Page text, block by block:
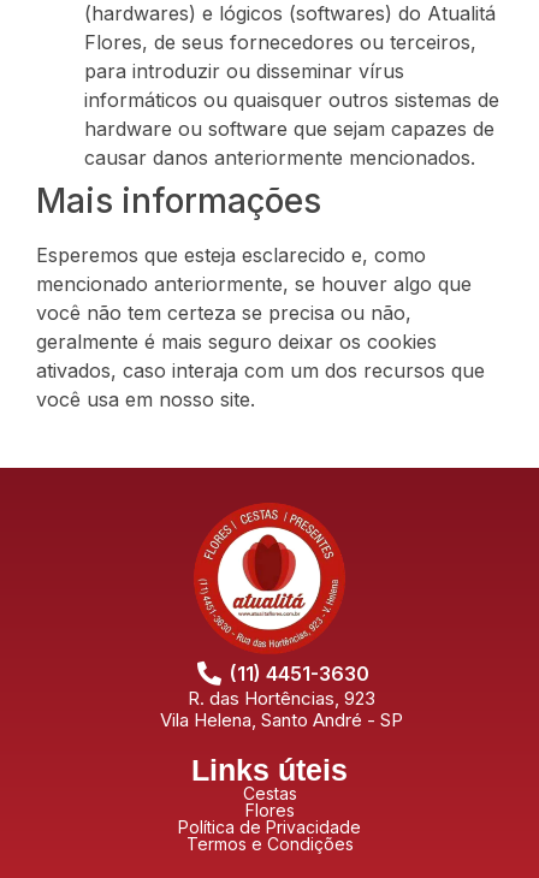
(hardwares) e lógicos (softwares) do Atualitá
Flores, de seus fornecedores ou terceiros,
para introduzir ou disseminar vírus
informáticos ou quaisquer outros sistemas de
hardware ou software que sejam capazes de
causar danos anteriormente mencionados.
Mais informações
Esperemos que esteja esclarecido e, como
mencionado anteriormente, se houver algo que
você não tem certeza se precisa ou não,
geralmente é mais seguro deixar os cookies
ativados, caso interaja com um dos recursos que
você usa em nosso site.
(11) 4451-3630
R. das Hortências, 923
Vila Helena, Santo André - SP
Links úteis
Cestas
Flores
Política de Privacidade
Termos e Condições